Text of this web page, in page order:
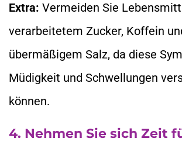
Extra: Vermeiden Sie
verarbeitetem Zucker, Koffein
übermäßigem Salz, da diese
Müdigkeit und Schwellungen
können.
4. Nehmen Sie sich Zeit